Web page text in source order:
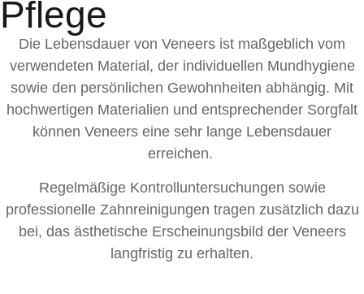
Pflege
Die Lebensdauer von Veneers ist maßgeblich vom
verwendeten Material, der individuellen Mundhygiene
sowie den persönlichen Gewohnheiten abhängig. Mit
hochwertigen Materialien und entsprechender Sorgfalt
können Veneers eine sehr lange Lebensdauer
erreichen.
Regelmäßige Kontrolluntersuchungen sowie
professionelle Zahnreinigungen tragen zusätzlich dazu
bei, das ästhetische Erscheinungsbild der Veneers
langfristig zu erhalten.